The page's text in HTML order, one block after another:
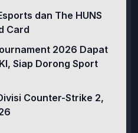
dan The HUNS
Card
2026 Dapat
Siap Dorong Sport
Counter-Strike 2,